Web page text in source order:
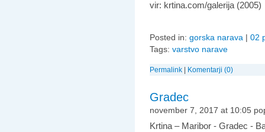
vir: krtina.com/galerija (2005)
Posted in: gorska narava | 02
Tags: varstvo narave
Permalink | Komentarji (0)
Gradec
november 7, 2017 at 10:05
Krtina – Maribor - Gradec -